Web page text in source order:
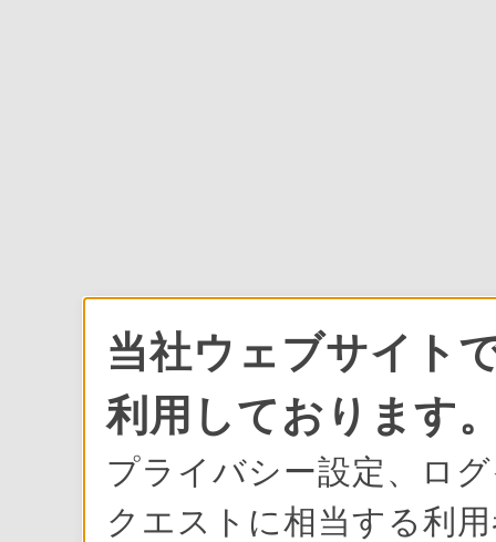
当社ウェブサイト
利用しております
プライバシー設定、ロ
クエストに相当する利